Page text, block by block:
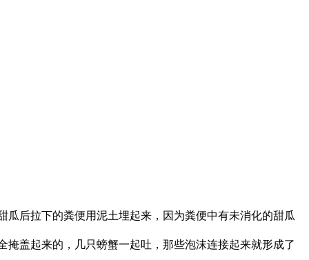
后拉下的粪便用泥土埋起来，因为粪便中有未消化的甜瓜
盖起来的，几只螃蟹一起吐，那些泡沫连接起来就形成了